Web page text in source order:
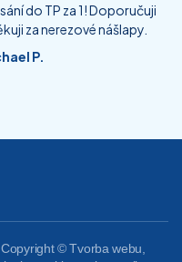
do TP za 1! Doporučuji
za nerezové nášlapy.
P.
Copyright © Tvorba webu,